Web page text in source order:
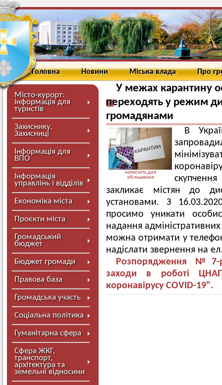
Головна Новини Міська влада Про
Місто-курорт:
інформація для
туристів
Захиснику,
Захисниці
Інформація для
ВПО
Інформація
управлінь і відділів
Економіка міста
Проєкти міста
Громадський
бюджет
Бюджет громади
Правова база
Громадська участь
Соціальна політика
Гуманітарна сфера
Сфера ЖКГ,
транспорт,
архітектура та
земельні відносини
У межах карантину
переходять у режим
громадянами
натисніть для
збільшення
В
закликає містян до
установами. З
просимо уникати
надання
можна отримати у
надіслати звернення на
Розпорядження №7-
заходи в роботі
коронавірусу COVID-19".